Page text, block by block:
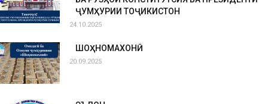
ҶУМҲУРИИ ТОҶИКИСТОН
24.10.2025
ШОҲНОМАХОНӢ
20.09.2025